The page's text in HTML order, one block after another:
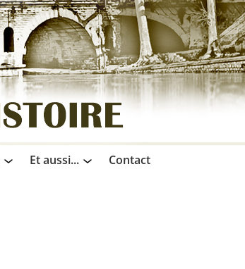
Et aussi... Contact